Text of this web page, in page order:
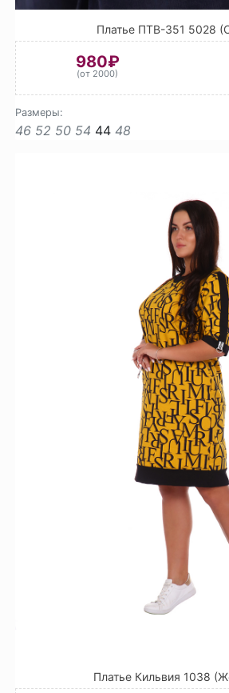
Платье ПТВ-351 5028
980₽
(от 2000)
Размеры:
46 52 50 54 44 48
Платье Кильвия 1038